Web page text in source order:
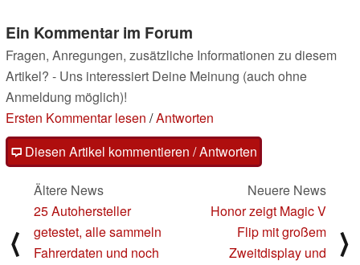
Ein Kommentar im Forum
Fragen, Anregungen, zusätzliche Informationen zu diesem
Artikel? - Uns interessiert Deine Meinung (auch ohne
Anmeldung möglich)!
Ersten Kommentar lesen /Antworten
Diesen Artikel kommentieren / Antworten
⟨
Ältere News
25 Autohersteller
getestet, alle sammeln
Fahrerdaten und noch
Neuere News
Honor zeigt Magic V
Flip mit großem
Zweitdisplay und
⟩